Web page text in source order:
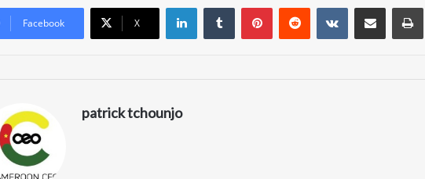
Facebook X
LinkedinTumblr PinterestReddit VKontaktePartager par email
patrick tchounjo